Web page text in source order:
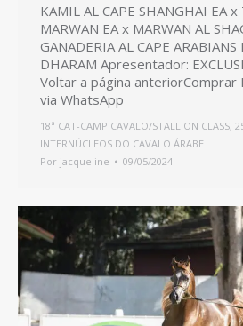
KAMIL AL CAPE SHANGHAI EA x
MARWAN EA x MARWAN AL
GANADERIA AL CAPE
DHARAM Apresentador:
Voltar a página anteriorComprar
via WhatsApp
18ª CAT-CAMP CAVALO/STALLION CLASS,
INTERNÚCLEOS DO CAVALO ÁRABE
Por jacqueline 09/05/2024